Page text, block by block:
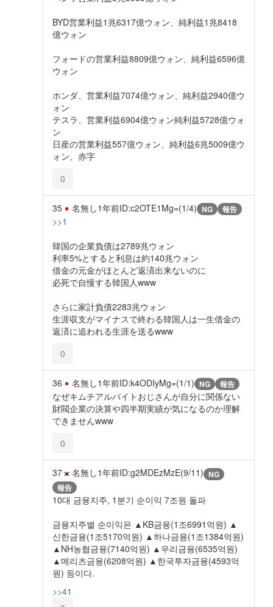
BYD営業利益1兆6317億ウォン、純利益1兆8418
億ウォン
フォードの営業利益8809億ウォン、純利益6596億
ウォン
ホンダ、営業利益7074億ウォン、純利益2940億ウ
ォン
テスラ、営業利益6904億ウォン純利益5728億ウォ
ン
日産の営業利益557億ウォン、純利益6兆5009億ウ
ォン、赤字
0
35 名無し1年前ID:c2OTE1Mg=(1/4) NG 報告
>>1
韓国の企業負債は2789兆ウォン
利率5%とすると利息は約140兆ウォン
借金の元金がほとんど返済出来ないのに
必死で自慢する韓国人www
さらに家計負債2283兆ウォン
生涯収支がマイナスで終わる韓国人は一生借金の
返済に追われる生涯を送るwww
0
36 名無し1年前ID:k4ODIyMg=(1/1) NG 報告
なぜキムチアルバイトおじさんが自分に関係ない
財閥企業の決算や四半期実績が気になるのか理解
できませんwww
0
37 名無し1年前ID:g2MDEzMzE(9/11) NG
報告
10대 금융지주, 1분기 순이익 7조원 돌파
금융지주별 순이익은 ▲KB금융(1조6991억원) ▲
신한금융(1조5170억원) ▲하나금융(1조1384억원)
▲NH농협금융(7140억원) ▲우리금융(6535억원)
▲메리츠금융(6208억원) ▲한국투자금융(4593억
원) 등이다.
>>41